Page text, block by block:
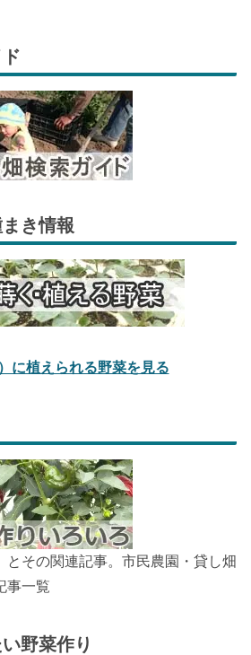
き情報
に植えられる野菜を見る
とその関連記事。市民農園・貸し畑
事一覧
野菜作り